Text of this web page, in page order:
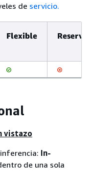
de servicio.
Flexible
vistazo
In-
de una sola